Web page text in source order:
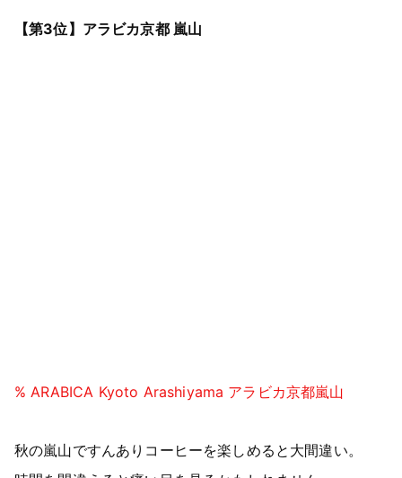
【第3位】アラビカ京都 嵐山
% ARABICA Kyoto Arashiyama アラビカ京都嵐山
秋の嵐山ですんありコーヒーを楽しめると大間違い。